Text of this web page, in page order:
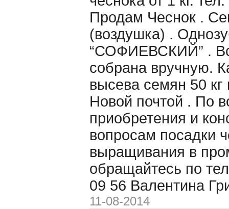
Продам Чеснок .
(воздушка) .
“СОФИЕВСКИЙ” .
собрана вручную.
высева семян 50 кг
Новой почтой . По
приобретения и
вопросам посадки
выращивания в
обращайтесь по
09 56 Валентина
11-08-2014